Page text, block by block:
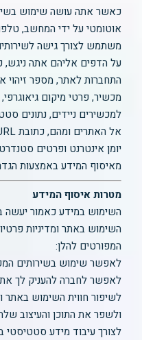
כאשר אתה עושה שימוש
אוטומטי על ידי המחשב,
משתמש לצורך גישה
התחברות לאתר, מספר זיהוי
מכשיר, פרטי מיקום
למכשירים ניידים, נתונים
יומן אינטרנט ופרטים
מאיסוף המידע באמצעות
מטרות איסוף המידע
השימוש במידע כאמור
השימוש באתר ומדיניות
המפורטים להלן:
לאפשר שימוש בשירותים
לאפשר לחברה להעניק לך את
לשיפור חווית השימוש באתר
ולשפר את התוכן והעיצוב
לצורך עיבוד מידע סטטיסטי